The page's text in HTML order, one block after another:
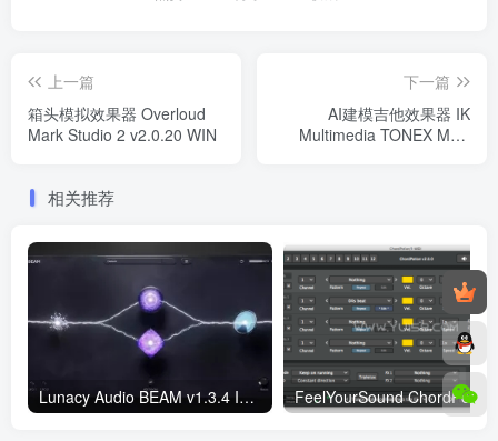
上一篇
箱头模拟效果器 Overloud
Mark Studio 2 v2.0.20 WIN
下一篇
AI建模吉他效果器 IK
Multimedia TONEX MAX
相关推荐
Lunacy Audio BEAM v1.3.4 Incl Keygen-R2R WIN